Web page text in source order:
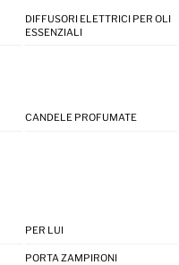
DIFFUSORI ELETTRICI PER OLI
ESSENZIALI
CANDELE PROFUMATE
PER LUI
PORTA ZAMPIRONI